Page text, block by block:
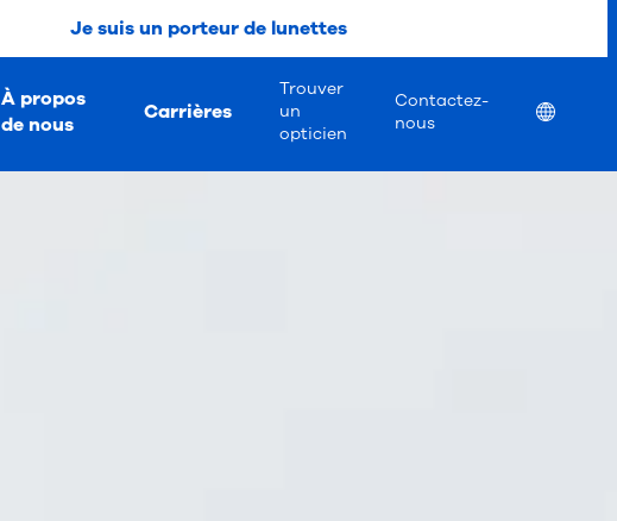
Je suis un porteur de lunettes
À propos
de nous
Carrières
Trouver
un
opticien
Contactez-
nous
Location